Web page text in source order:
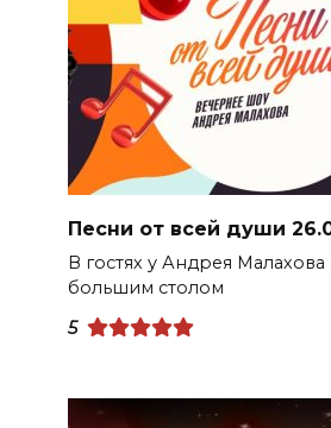
Песни от всей души
В гостях у Андрея
большим столом
5